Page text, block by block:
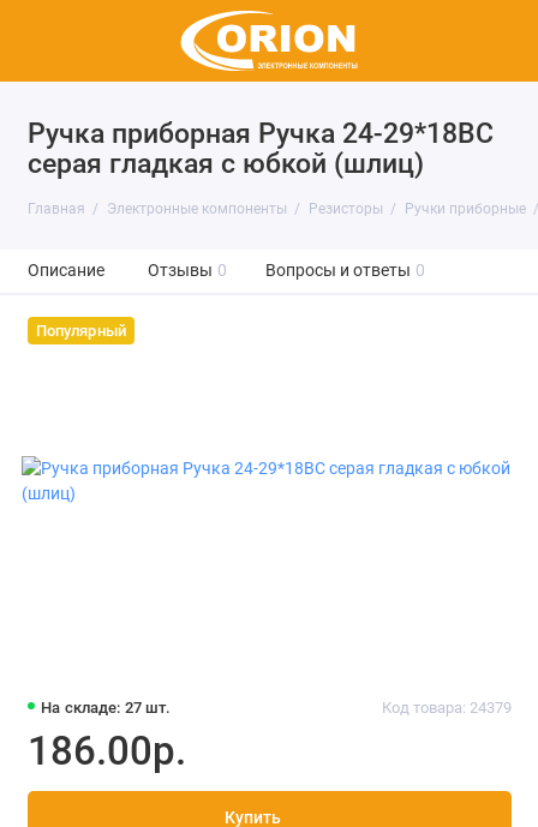
Ручка приборная Ручка 24-29*18BC
серая гладкая с юбкой (шлиц)
Главная Электронные компоненты Резисторы Ручки приборные
Описание Отзывы 0 Вопросы и ответы 0
Популярный
На складе: 27 шт. Код товара: 24379
186.00р.
Купить